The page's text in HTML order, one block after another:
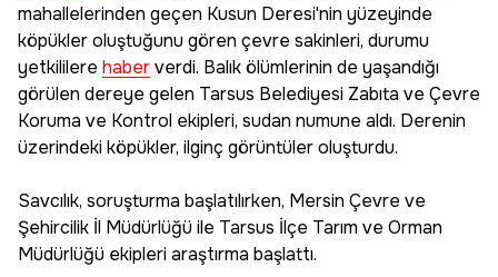
mahallelerinden geçen Kusun Deresi'nin yüzeyinde
köpükler oluştuğunu gören çevre sakinleri, durumu
yetkililere haberverdi. Balık ölümlerinin de yaşandığı
görülen dereye gelen Tarsus Belediyesi Zabıta ve Çevre
Koruma ve Kontrol ekipleri, sudan numune aldı. Derenin
üzerindeki köpükler, ilginç görüntüler oluşturdu.
Savcılık, soruşturma başlatılırken, Mersin Çevre ve
Şehircilik İl Müdürlüğü ile Tarsus İlçe Tarım ve Orman
Müdürlüğü ekipleri araştırma başlattı.